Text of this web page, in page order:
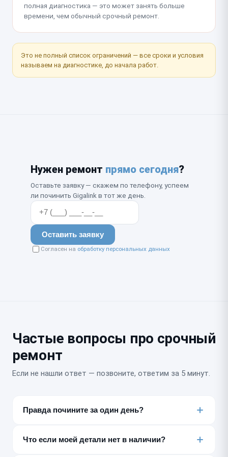
полная диагностика — это может занять больше
времени, чем обычный срочный ремонт.
Это не полный список ограничений — все сроки и условия
называем на диагностике, до начала работ.
Нужен ремонт прямо сегодня?
Оставьте заявку — скажем по телефону, успеем
ли починить Gigalink в тот же день.
Оставить заявку
Согласен на обработку персональных данных
Частые вопросы про срочный
ремонт
Если не нашли ответ — позвоните, ответим за 5 минут.
Правда почините за один день?
180 минут или несколько часов. Точный срок
Что если моей детали нет в наличии?